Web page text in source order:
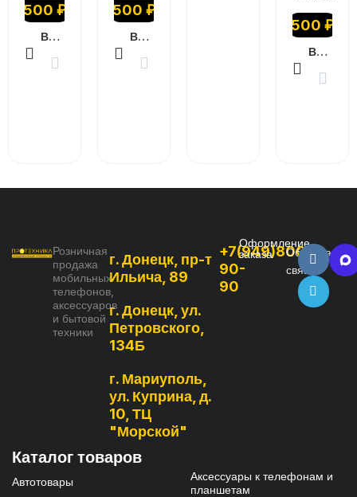
500 ₽
В КОРЗИНУ
500 ₽
В КОРЗИНУ
500 ₽
В КОРЗИНУ
Розничная
продажа
мобильных
телефонов,
аксессуаров
и бытовой
техники
г. Донецк, пр-т
Ильича, 89
г. Донецк, ул.
Петровского,
134Б
г. Мариуполь,
ул. Куприна, д.
10, ТЦ
"Морской"
+7(949)800-
90-
90
Оформление
заказа
Обратная
связь
Каталог товаров
Автотовары
Аксессуары к телефонам и
планшетам